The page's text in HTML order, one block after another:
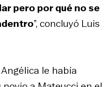
pero por qué no se
”, concluyó Luis
le había